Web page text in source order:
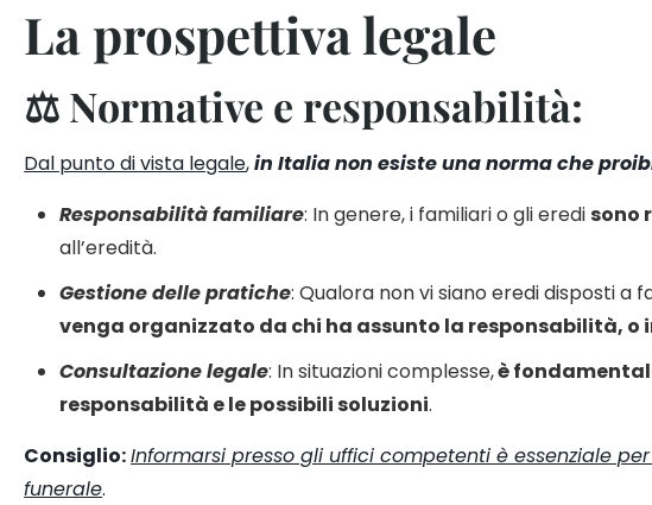
La prospettiva legale
⚖️ Normative e responsabilità:
Dal punto di vista legale,in Italia non esiste una norma che
Responsabilità familiare: In genere, i familiari o gli eredisono
all’eredità.
Gestione delle pratiche: Qualora non vi siano eredi disposti a
venga organizzato da chi ha assunto la responsabilità, o
Consultazione legale: In situazioni complesse,è
responsabilità e le possibili soluzioni.
Consiglio:Informarsi presso gli uffici competenti è essenziale
funerale.